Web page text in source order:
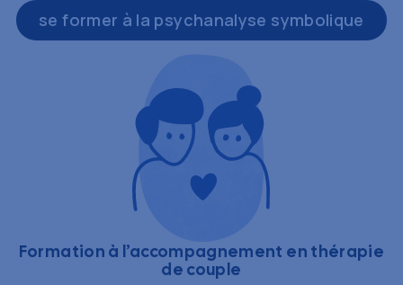
se former à la psychanalyse symbolique
Formation à l’accompagnement en thérapie
de couple